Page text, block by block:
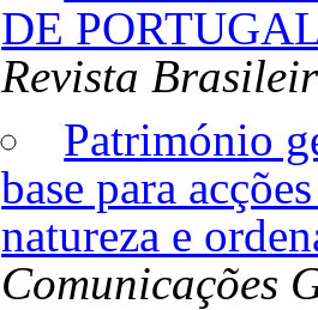
DE
Revista
Património
base para
natureza e
Comunicações